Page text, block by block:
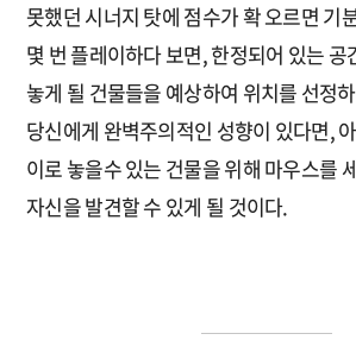
못했던 시너지 탓에 점수가 확 오르면 기
몇 번 플레이하다 보면, 한정되어 있는 공
놓게 될 건물들을 예상하여 위치를 선정
당신에게 완벽주의적인 성향이 있다면,
이로 놓을수 있는 건물을 위해 마우스를
자신을 발견할 수 있게 될 것이다.